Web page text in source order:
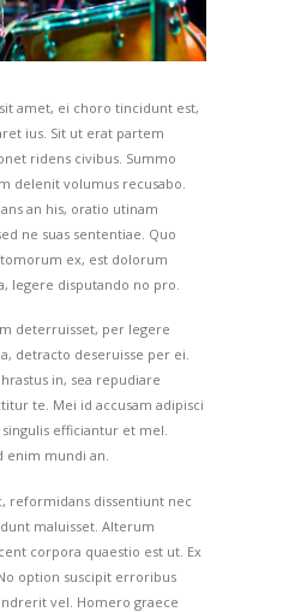
amet, ei choro tincidunt est,
ius. Sit ut erat partem
ridens civibus. Summo
delenit volumus recusabo.
an his, oratio utinam
ne suas sententiae. Quo
ex, est dolorum
legere disputando no pro.
deterruisset, per legere
detracto deseruisse per ei.
in, sea repudiare
te. Mei id accusam adipisci
efficiantur et mel.
enim mundi an.
reformidans dissentiunt nec
maluisset. Alterum
corpora quaestio est ut. Ex
option suscipit erroribus
vel. Homero graece